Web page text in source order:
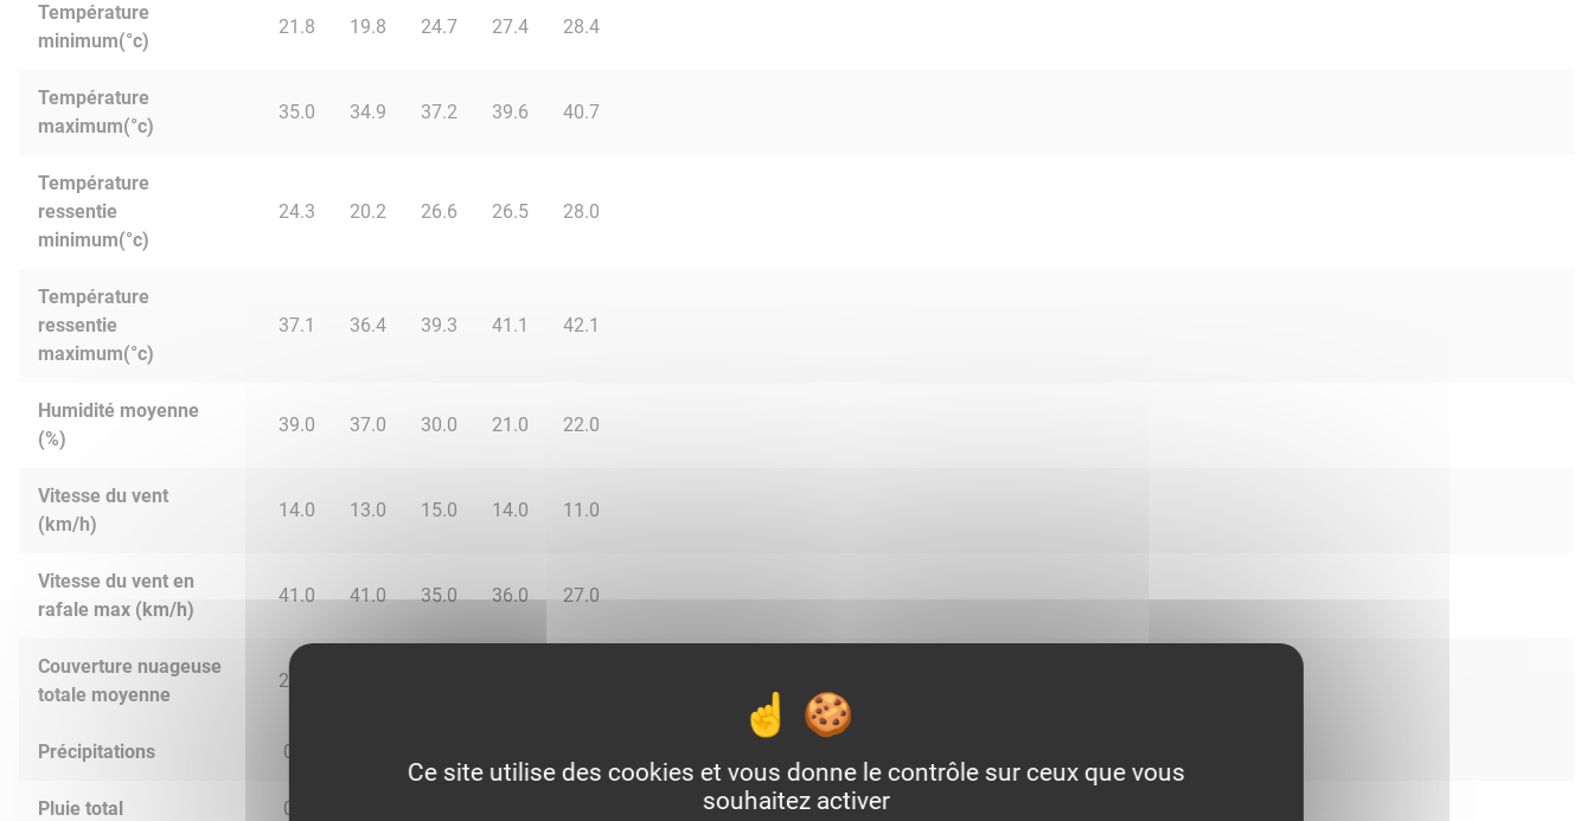
Température
minimum(°c)
21.8 19.8 24.7 27.4 28.4
Température
maximum(°c)
35.0 34.9 37.2 39.6 40.7
Température
ressentie
minimum(°c)
24.3 20.2 26.6 26.5 28.0
Température
ressentie
maximum(°c)
37.1 36.4 39.3 41.1 42.1
Humidité moyenne
(%)
39.0 37.0 30.0 21.0 22.0
Vitesse du vent
(km/h)
14.0 13.0 15.0 14.0 11.0
Vitesse du vent en
rafale max (km/h)
41.0 41.0 35.0 36.0 27.0
Couverture nuageuse
totale moyenne
24.0
Précipitations 0.0
Pluie total 0.0
Ce site utilise des cookies et vous donne le contrôle sur ceux que vous
souhaitez activer